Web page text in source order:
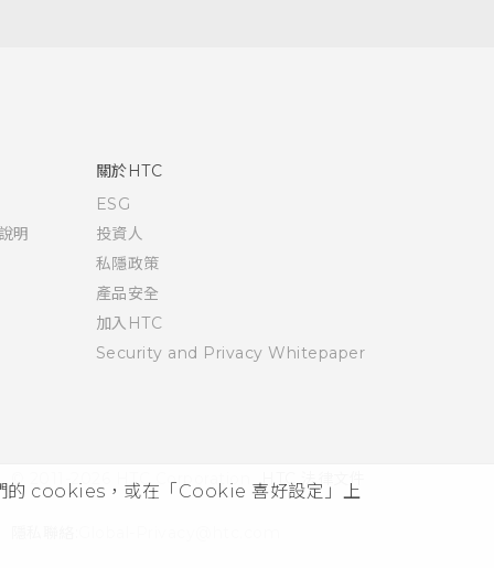
的 cookies，或在「Cookie 喜好設定」上
明
關於HTC
ESG
投資人
私隱政策
產品安全
加入HTC
Security and Privacy Whitepaper
© 2011-2026 HTC Corporation HTC 法律文件